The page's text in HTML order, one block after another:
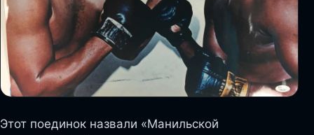
Этот поединок назвали «Манильской